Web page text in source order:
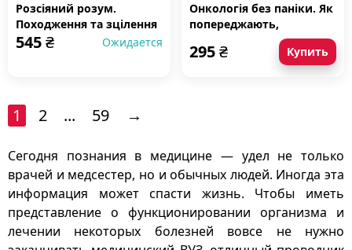
Розсіяний розум.
Походження та зцілення
розладу дефіциту уваги
545₴ Ожидается
Онкологія без паніки. Як
попереджають,
виявляють і лікують рак
295₴ Купить
1 2 ... 59 →
Сегодня познания в медицине — удел не только
врачей и медсестер, но и обычных людей. Иногда эта
информация может спасти жизнь. Чтобы иметь
представление о функционировании организма и
лечении некоторых болезней вовсе не нужно